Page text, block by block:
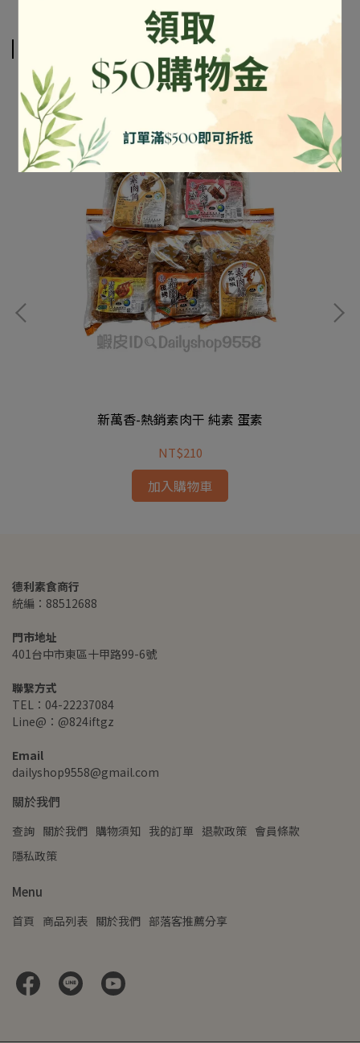
新萬香-熱銷素肉干 純素 蛋素
NT$210
加入購物車
德利素食商行
統編：88512688
門市地址
401台中市東區十甲路99-6號
聯繫方式
TEL：04-22237084
Line@：@824iftgz
Email
dailyshop9558@gmail.com
關於我們
查詢 關於我們 購物須知 我的訂單 退款政策 會員條款
隱私政策
Menu
首頁 商品列表 關於我們 部落客推薦分享